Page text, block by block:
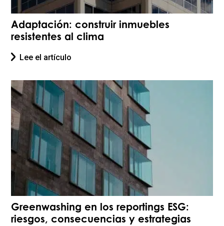
Adaptación: construir inmuebles
resistentes al clima
Lee el artículo
Greenwashing en los reportings ESG:
riesgos, consecuencias y estrategias